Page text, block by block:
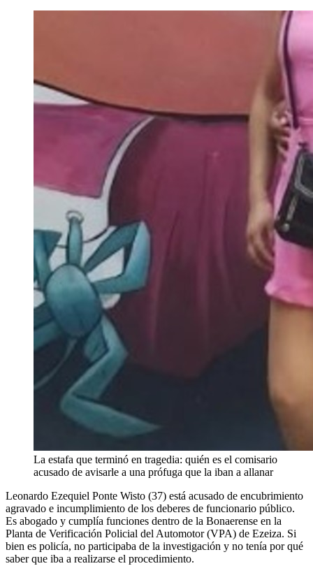
La estafa que terminó en tragedia: quién es el comisario
acusado de avisarle a una prófuga que la iban a allanar
Leonardo Ezequiel Ponte Wisto (37) está acusado de encubrimiento
agravado e incumplimiento de los deberes de funcionario público.
Es abogado y cumplía funciones dentro de la Bonaerense en la
Planta de Verificación Policial del Automotor (VPA) de Ezeiza. Si
bien es policía, no participaba de la investigación y no tenía por qué
saber que iba a realizarse el procedimiento.